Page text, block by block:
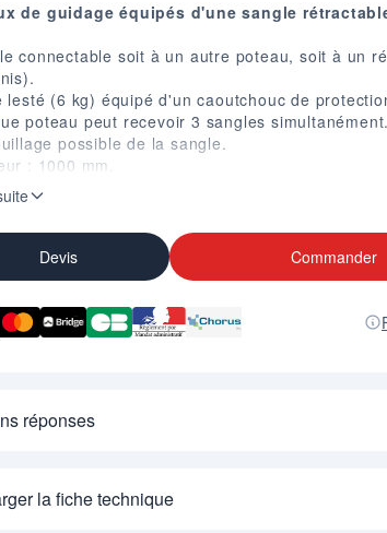
de guidage équipés d'une sangle
connectable soit à un autre poteau, soit à un
lesté (6 kg) équipé d'un caoutchouc de
poteau peut recevoir 3 sangles simultanément.
possible de la sangle.
: 1000 mm.
du socle : 360 mm.
du poteau : Gris manganese, Bleu ou Inox
: support d'information A4 chromé.
Devis Commander
réponses
la fiche technique